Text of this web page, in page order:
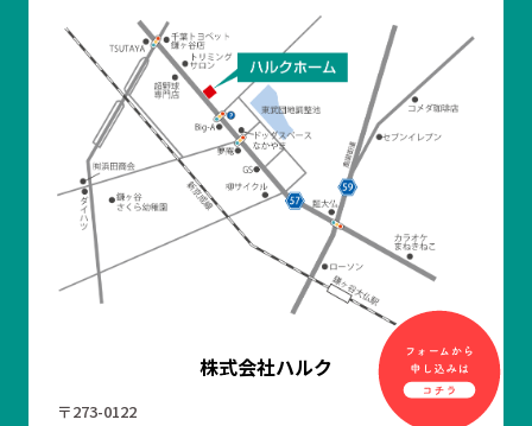
株式会社ハルク
〒273-0122